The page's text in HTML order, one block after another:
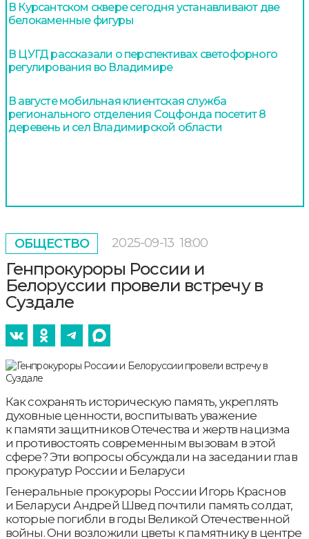
В Курсантском сквере сегодня устанавливают две
белокаменные фигуры
В ЦУГД рассказали о перспективах светофорного
регулирования во Владимире
В августе мобильная клиентская служба
регионального отделения Соцфонда посетит 8
деревень и сел Владимирской области
ОБЩЕСТВО 2025-09-13 18:00
Генпрокуроры России и
Белоруссии провели встречу в
Суздале
Как сохранять историческую память, укреплять
духовные ценности, воспитывать уважение
к памяти защитников Отечества и жертв нацизма
и противостоять современным вызовам в этой
сфере? Эти вопросы обсуждали на заседании глав
прокуратур России и Беларуси
Генеральные прокуроры России Игорь Краснов
и Беларуси Андрей Швед почтили память солдат,
которые погибли в годы Великой Отечественной
войны. Они возложили цветы к памятнику в центре